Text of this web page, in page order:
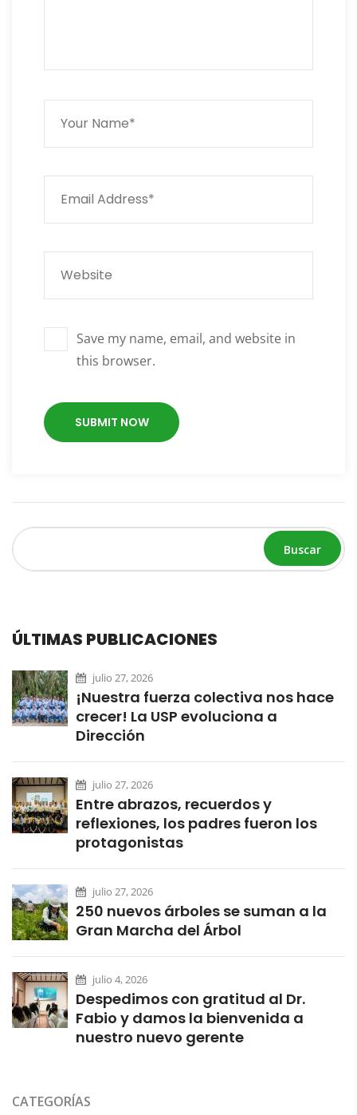
Save my name, email, and website in
this browser.
Buscar
ÚLTIMAS PUBLICACIONES
julio 27, 2026
¡Nuestra fuerza colectiva nos hace
crecer! La USP evoluciona a
Dirección
julio 27, 2026
Entre abrazos, recuerdos y
reflexiones, los padres fueron los
protagonistas
julio 27, 2026
250 nuevos árboles se suman a la
Gran Marcha del Árbol
julio 4, 2026
Despedimos con gratitud al Dr.
Fabio y damos la bienvenida a
nuestro nuevo gerente
CATEGORÍAS